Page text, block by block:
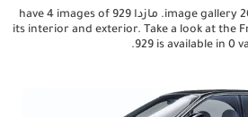
View the latest مازدا 929 2026 image gallery. مازدا 929 have 4 images of
its interior and exterior. Take a look at the
929 is available in 0